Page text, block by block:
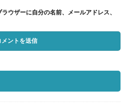
ウザーに自分の名前、メールアドレス、